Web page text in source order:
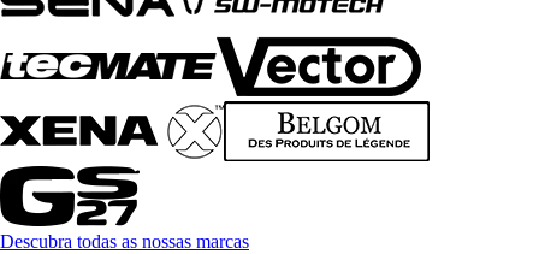
Descubra todas as nossas marcas